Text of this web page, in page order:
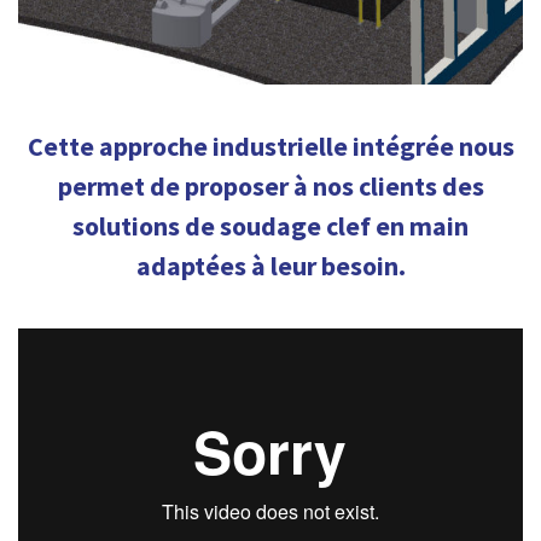
Cette approche industrielle intégrée nous
permet de proposer à nos clients des
solutions de soudage clef en main
adaptées à leur besoin.